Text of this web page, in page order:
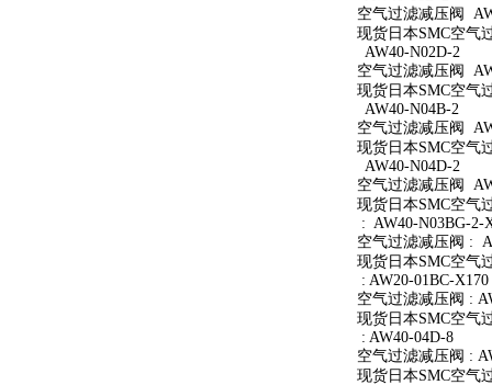
空气过滤减压阀
现货日本SMC空气
AW40-N02D-2
空气过滤减压阀
现货日本SMC空气
AW40-N04B-2
空气过滤减压阀
现货日本SMC空气
AW40-N04D-2
空气过滤减压阀
现货日本SMC空气
: AW40-N03BG-2-
空气过滤减压阀 :
现货日本SMC空气
: AW20-01BC-X170
空气过滤减压阀 :
现货日本SMC空气
: AW40-04D-8
空气过滤减压阀 :
现货日本SMC空气